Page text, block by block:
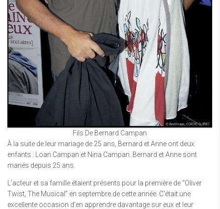
Fils De Bernard Campan
À la suite de leur mariage de 25 ans, Bernard et Anne ont deux
enfants : Loan Campan et Nina Campan. Bernard et Anne sont
mariés depuis 25 ans.
L’acteur et sa famille étaient présents pour la première de “Oliver
Twist, The Musical” en septembre de cette année. C’était une
excellente occasion d’en apprendre davantage sur eux et leur